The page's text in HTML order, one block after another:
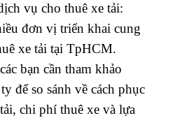
vụ cho thuê xe tải:
đơn vị triển khai cung
xe tải tại TpHCM.
bạn cần tham khảo
để so sánh về cách phục
chi phí thuê xe và lựa